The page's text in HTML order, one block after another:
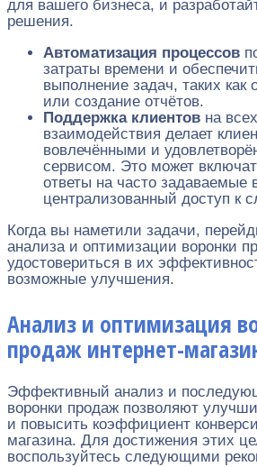
для вашего бизнеса, и
решения.
Автоматизация процессов
затраты времени и
выполнение задач, таких как
или создание отчётов.
Поддержка клиентов на
взаимодействия делает
вовлечёнными и
сервисом. Это может
ответы на часто задаваемые
централизованный доступ к
Когда вы наметили задачи,
анализа и оптимизации воронки
удостовериться в их
возможные улучшения.
Анализ и оптимизация
продаж интернет-
Эффективный анализ и
воронки продаж позволяют
и повысить коэффициент
магазина. Для достижения этих
воспользуйтесь следующими